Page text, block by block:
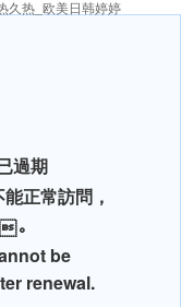
久热_欧美日韩婷婷
過期
正常訪問，
。
be
renewal.